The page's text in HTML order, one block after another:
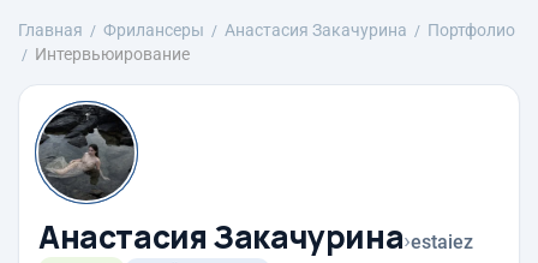
Главная Фрилансеры Анастасия Закачурина
Портфолио
Интервьюирование
Анастасия Закачурина›estaiez